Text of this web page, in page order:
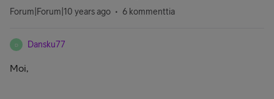
Forum|Forum|10 years ago 6 kommenttia
D Dansku77
Moi,